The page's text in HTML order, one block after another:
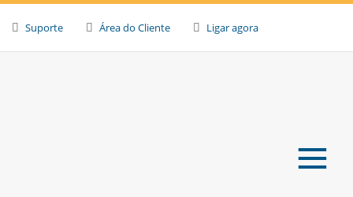
Skip
content
Suporte Área do Cliente Ligar agora
≡